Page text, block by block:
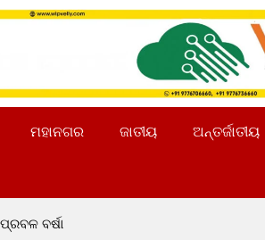
ମହାନଗର ଜାତୀୟ ଅନ୍ତର୍ଜାତୀୟ
ବର୍ଷା